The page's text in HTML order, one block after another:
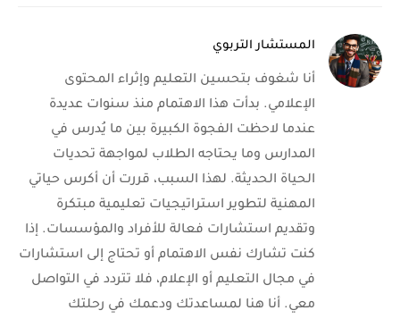
المستشار التربوي
أنا شغوف بتحسين التعليم وإثراء المحتوى
الإعلامي. بدأت هذا الاهتمام منذ سنوات عديدة
عندما لاحظت الفجوة الكبيرة بين ما يُدرس في
المدارس وما يحتاجه الطلاب لمواجهة تحديات
الحياة الحديثة. لهذا السبب، قررت أن أكرس حياتي
المهنية لتطوير استراتيجيات تعليمية مبتكرة
وتقديم استشارات فعالة للأفراد والمؤسسات. إذا
كنت تشارك نفس الاهتمام أو تحتاج إلى استشارات
في مجال التعليم أو الإعلام، فلا تتردد في التواصل
معي. أنا هنا لمساعدتك ودعمك في رحلتك